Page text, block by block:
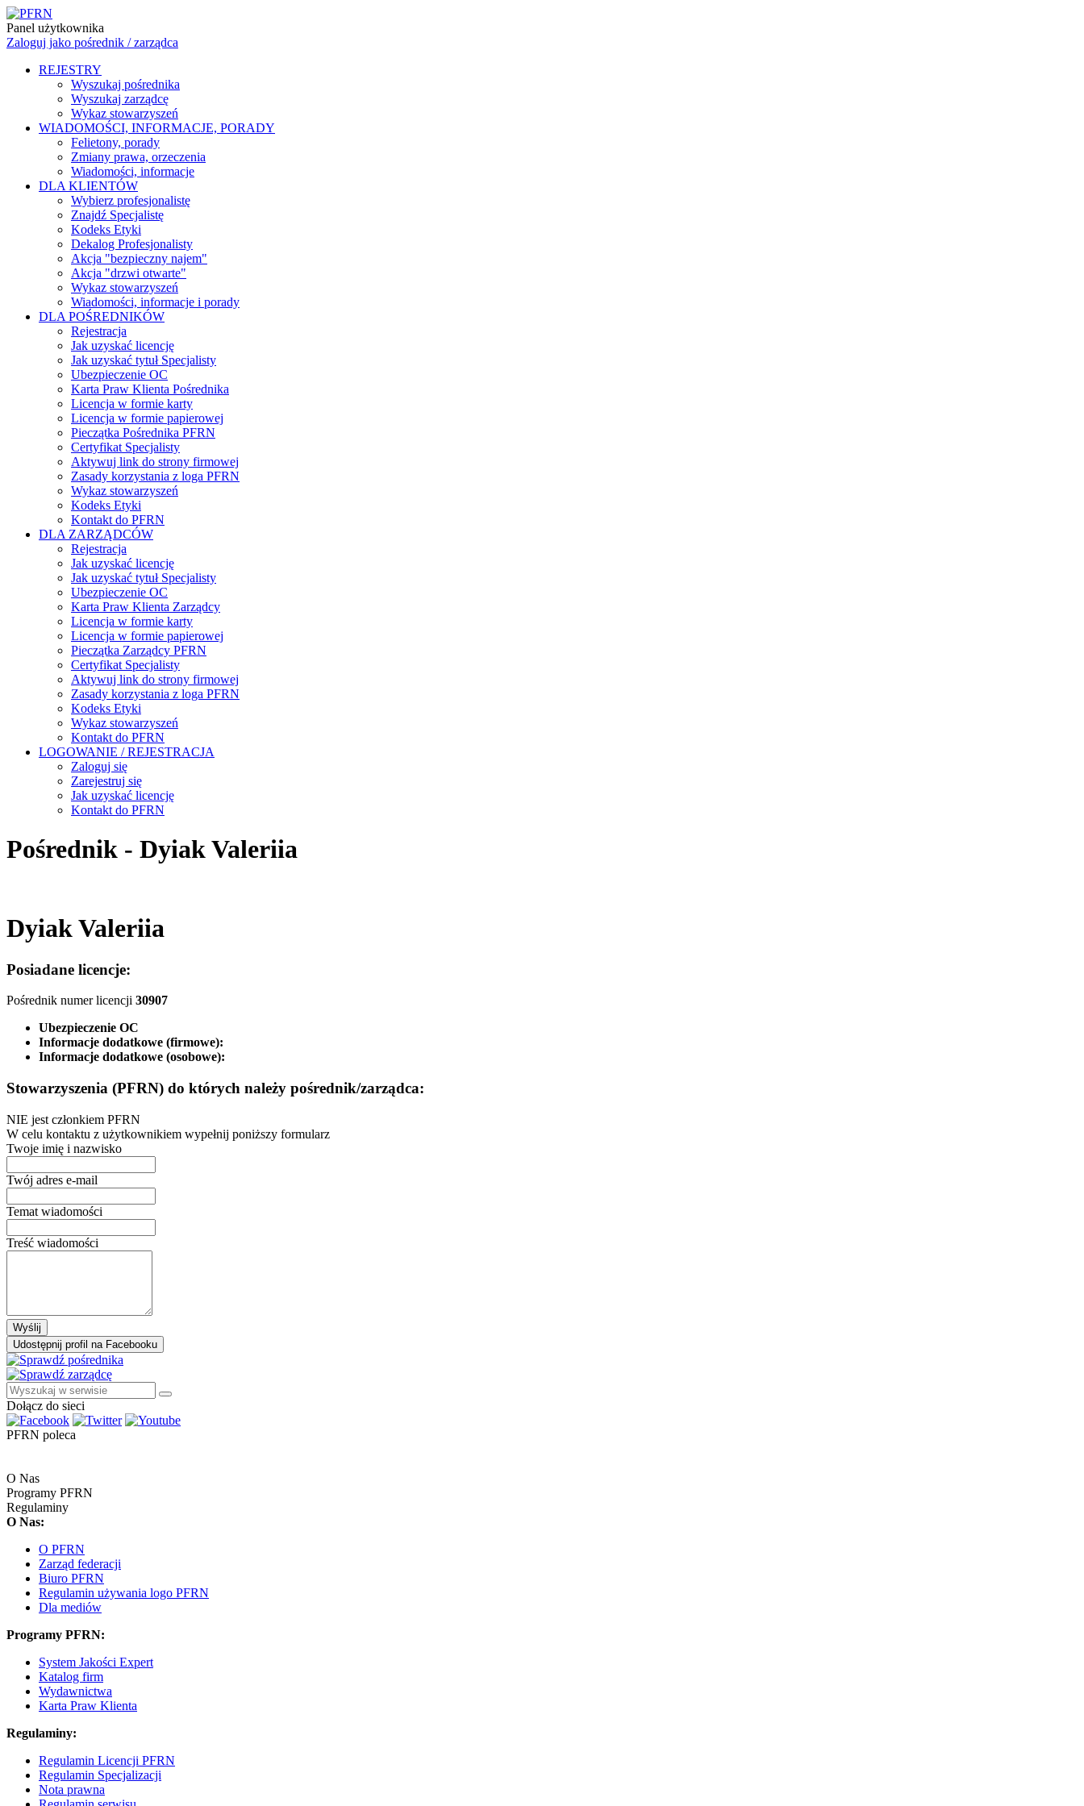
Panel użytkownika
Zaloguj jako pośrednik / zarządca
REJESTRY
Wyszukaj pośrednika
Wyszukaj zarządcę
Wykaz stowarzyszeń
WIADOMOŚCI, INFORMACJE, PORADY
Felietony, porady
Zmiany prawa, orzeczenia
Wiadomości, informacje
DLA KLIENTÓW
Wybierz profesjonalistę
Znajdź Specjalistę
Kodeks Etyki
Dekalog Profesjonalisty
Akcja "bezpieczny najem"
Akcja "drzwi otwarte"
Wykaz stowarzyszeń
Wiadomości, informacje i porady
DLA POŚREDNIKÓW
Rejestracja
Jak uzyskać licencję
Jak uzyskać tytuł Specjalisty
Ubezpieczenie OC
Karta Praw Klienta Pośrednika
Licencja w formie karty
Licencja w formie papierowej
Pieczątka Pośrednika PFRN
Certyfikat Specjalisty
Aktywuj link do strony firmowej
Zasady korzystania z loga PFRN
Wykaz stowarzyszeń
Kodeks Etyki
Kontakt do PFRN
DLA ZARZĄDCÓW
Rejestracja
Jak uzyskać licencję
Jak uzyskać tytuł Specjalisty
Ubezpieczenie OC
Karta Praw Klienta Zarządcy
Licencja w formie karty
Licencja w formie papierowej
Pieczątka Zarządcy PFRN
Certyfikat Specjalisty
Aktywuj link do strony firmowej
Zasady korzystania z loga PFRN
Kodeks Etyki
Wykaz stowarzyszeń
Kontakt do PFRN
LOGOWANIE / REJESTRACJA
Zaloguj się
Zarejestruj się
Jak uzyskać licencję
Kontakt do PFRN
Pośrednik - Dyiak Valeriia
Dyiak Valeriia
Posiadane licencje:
Pośrednik numer licencji 30907
Ubezpieczenie OC
Informacje dodatkowe (firmowe):
Informacje dodatkowe (osobowe):
Stowarzyszenia (PFRN) do których należy pośrednik/zarządca:
NIE jest członkiem PFRN
W celu kontaktu z użytkownikiem wypełnij poniższy formularz
Twoje imię i nazwisko
Twój adres e-mail
Temat wiadomości
Treść wiadomości
Wyślij
Udostępnij profil na Facebooku
Dołącz do sieci
PFRN poleca
O Nas
Programy PFRN
Regulaminy
O Nas:
O PFRN
Zarząd federacji
Biuro PFRN
Regulamin używania logo PFRN
Dla mediów
Programy PFRN:
System Jakości Expert
Katalog firm
Wydawnictwa
Karta Praw Klienta
Regulaminy:
Regulamin Licencji PFRN
Regulamin Specjalizacji
Nota prawna